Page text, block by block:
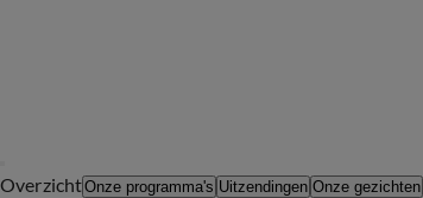
OverzichtOnze programma's Uitzendingen Onze gezichten